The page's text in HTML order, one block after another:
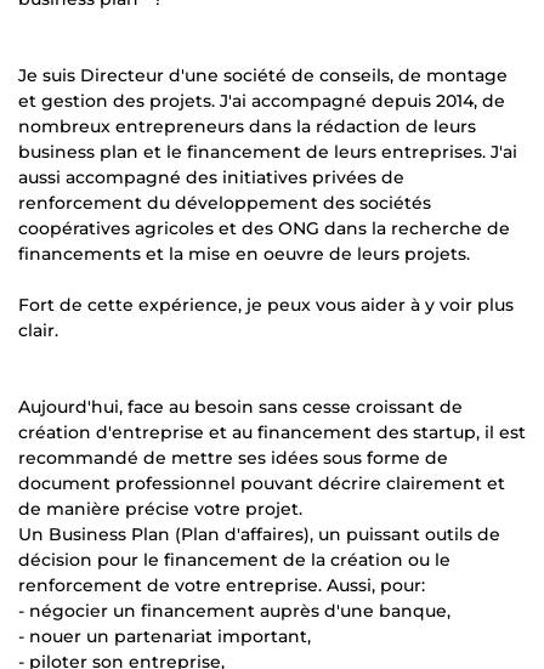
Je suis Directeur d'une société de conseils, de montage
et gestion des projets. J'ai accompagné depuis 2014, de
nombreux entrepreneurs dans la rédaction de leurs
business plan et le financement de leurs entreprises. J'ai
aussi accompagné des initiatives privées de
renforcement du développement des sociétés
coopératives agricoles et des ONG dans la recherche de
financements et la mise en oeuvre de leurs projets.
Fort de cette expérience, je peux vous aider à y voir plus
clair.
Aujourd'hui, face au besoin sans cesse croissant de
création d'entreprise et au financement des startup, il est
recommandé de mettre ses idées sous forme de
document professionnel pouvant décrire clairement et
de manière précise votre projet.
Un Business Plan (Plan d'affaires), un puissant outils de
décision pour le financement de la création ou le
renforcement de votre entreprise. Aussi, pour:
- négocier un financement auprès d'une banque,
- nouer un partenariat important,
- piloter son entreprise,